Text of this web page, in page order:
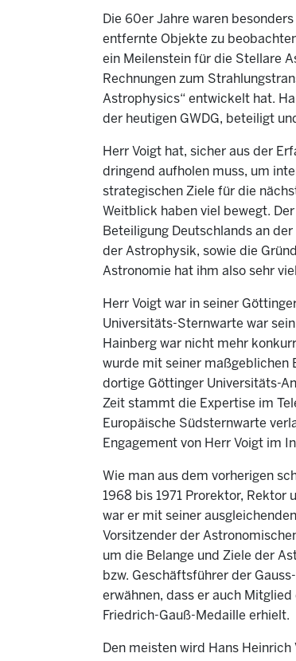
Die 60er Jahre waren
entfernte Objekte zu
ein Meilenstein für die Stellare
Rechnungen zum
Astrophysics“ entwickelt hat.
der heutigen GWDG, beteiligt
Herr Voigt hat, sicher aus der
dringend aufholen muss, um
strategischen Ziele für die
Weitblick haben viel bewegt.
Beteiligung Deutschlands an
der Astrophysik, sowie die
Astronomie hat ihm also sehr
Herr Voigt war in seiner
Universitäts-Sternwarte war
Hainberg war nicht mehr
wurde mit seiner maßgeblichen
dortige Göttinger Universitäts-
Zeit stammt die Expertise im
Europäische Südsternwarte
Engagement von Herr Voigt im
Wie man aus dem vorherigen
1968 bis 1971 Prorektor, Rektor
war er mit seiner
Vorsitzender der
um die Belange und Ziele der
bzw. Geschäftsführer der
erwähnen, dass er auch
Friedrich-Gauß-Medaille erhielt.
Den meisten wird Hans